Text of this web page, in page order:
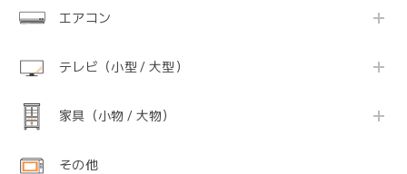
エアコン
テレビ（小型 / 大型）
家具（小物 / 大物）
その他